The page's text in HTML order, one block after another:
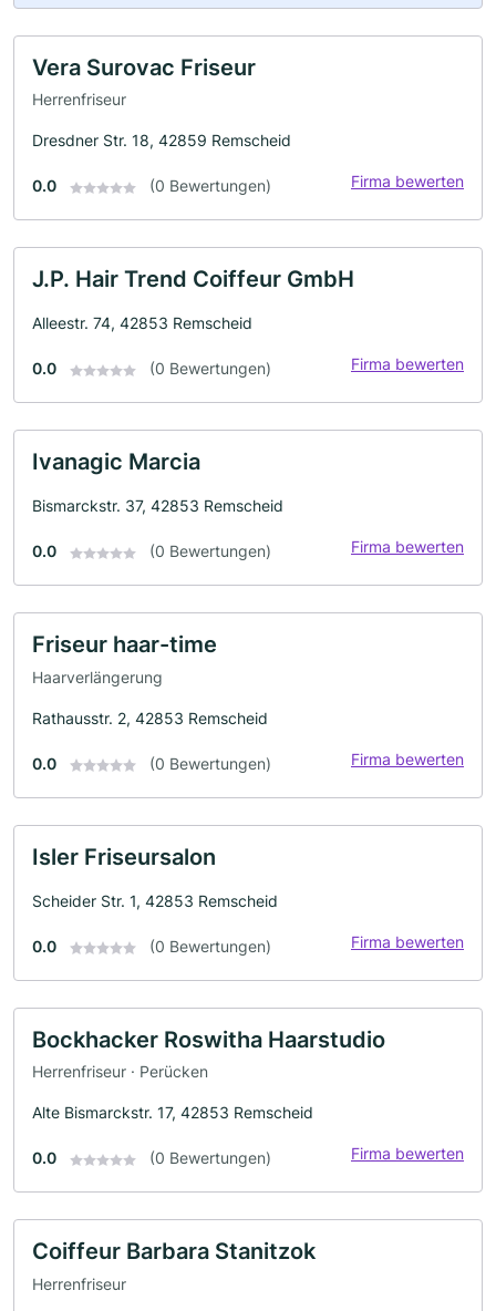
Vera Surovac Friseur
Herrenfriseur
Dresdner Str. 18, 42859 Remscheid
0.0 (0 Bewertungen) Firma bewerten
J.P. Hair Trend Coiffeur GmbH
Alleestr. 74, 42853 Remscheid
0.0 (0 Bewertungen) Firma bewerten
Ivanagic Marcia
Bismarckstr. 37, 42853 Remscheid
0.0 (0 Bewertungen) Firma bewerten
Friseur haar-time
Haarverlängerung
Rathausstr. 2, 42853 Remscheid
0.0 (0 Bewertungen) Firma bewerten
Isler Friseursalon
Scheider Str. 1, 42853 Remscheid
0.0 (0 Bewertungen) Firma bewerten
Bockhacker Roswitha Haarstudio
Herrenfriseur · Perücken
Alte Bismarckstr. 17, 42853 Remscheid
0.0 (0 Bewertungen) Firma bewerten
Coiffeur Barbara Stanitzok
Herrenfriseur